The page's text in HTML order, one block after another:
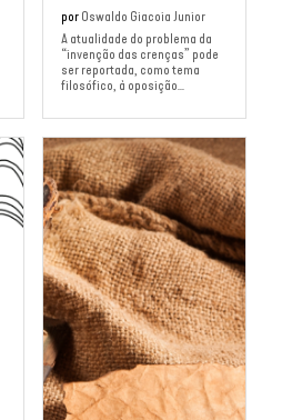
por Oswaldo Giacoia Junior
A atualidade do problema da
“invenção das crenças” pode
ser reportada, como tema
filosófico, à oposição...